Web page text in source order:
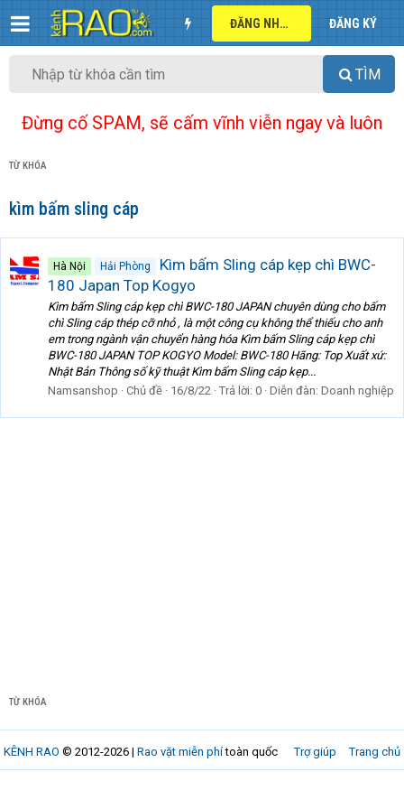
ĐĂNG NHẬP ĐĂNG KÝ
TÌM
Đừng cố SPAM, sẽ cấm vĩnh viễn ngay và luôn
TỪ KHÓA
kìm bấm sling cáp
Hà Nội Hải Phòng
Kìm bấm Sling cáp kẹp chì BWC-
180 Japan Top Kogyo
Kìm bấm Sling cáp kẹp chì BWC-180 JAPAN chuyên dùng cho bấm
chì Sling cáp thép cỡ nhỏ , là một công cụ không thể thiếu cho anh
em trong ngành vận chuyển hàng hóa Kìm bấm Sling cáp kẹp chì
BWC-180 JAPAN TOP KOGYO Model: BWC-180 Hãng: Top Xuất xứ:
Nhật Bản Thông số kỹ thuật Kìm bấm Sling cáp kẹp...
Namsanshop
Chủ đề 16/8/22 Trả lời: 0 Diễn đàn: Doanh nghiệp
TỪ KHÓA
Trợ giúp Trang chủ
KÊNH RAO © 2012-2026 | Rao vặt miễn phítoàn quốc